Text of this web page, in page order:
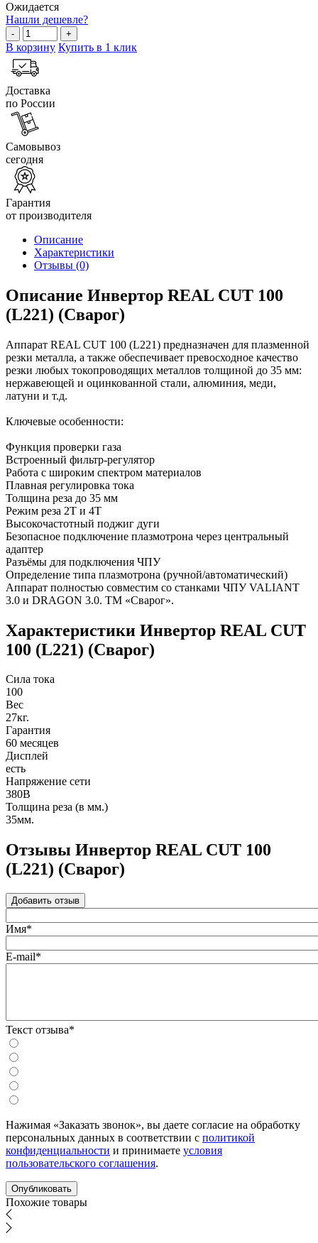
Ожидается
Нашли дешевле?
- +
В корзину Купить в 1 клик
Доставка
по России
Самовывоз
сегодня
Гарантия
от производителя
Описание
Характеристики
Отзывы (0)
Описание Инвертор REAL CUT 100
(L221) (Сварог)
Аппарат REAL CUT 100 (L221) предназначен для плазменной
резки металла, а также обеспечивает превосходное качество
резки любых токопроводящих металлов толщиной до 35 мм:
нержавеющей и оцинкованной стали, алюминия, меди,
латуни и т.д.
Ключевые особенности:
Функция проверки газа
Встроенный фильтр-регулятор
Работа с широким спектром материалов
Плавная регулировка тока
Толщина реза до 35 мм
Режим реза 2Т и 4Т
Высокочастотный поджиг дуги
Безопасное подключение плазмотрона через центральный
адаптер
Разъёмы для подключения ЧПУ
Определение типа плазмотрона (ручной/автоматический)
Аппарат полностью совместим со станками ЧПУ VALIANT
3.0 и DRAGON 3.0. ТМ «Сварог».
Характеристики Инвертор REAL CUT
100 (L221) (Сварог)
Сила тока
100
Вес
27кг.
Гарантия
60 месяцев
Дисплей
есть
Напряжение сети
380В
Толщина реза (в мм.)
35мм.
Отзывы Инвертор REAL CUT 100
(L221) (Сварог)
Добавить отзыв
Имя*
E-mail*
Текст отзыва*
Нажимая «Заказать звонок», вы даете согласие на обработку
персональных данных в соответствии с политикой
конфиденциальности и принимаете условия
пользовательского соглашения.
Похожие товары